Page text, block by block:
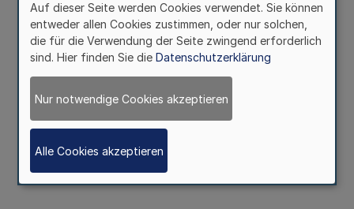
Satzung
über die Erhebung von Elternbeiträgen für
außerunterrichtliche Angebote
Bekanntmachung des Landschaftsverbandes Westfalen-
Auf dieser Seite werden Cookies verwendet. Sie können
entweder allen Cookies zustimmen, oder nur solchen,
die für die Verwendung der Seite zwingend erforderlich
sind. Hier finden Sie die Datenschutzerklärung
Nur notwendige Cookies akzeptieren
Alle Cookies akzeptieren